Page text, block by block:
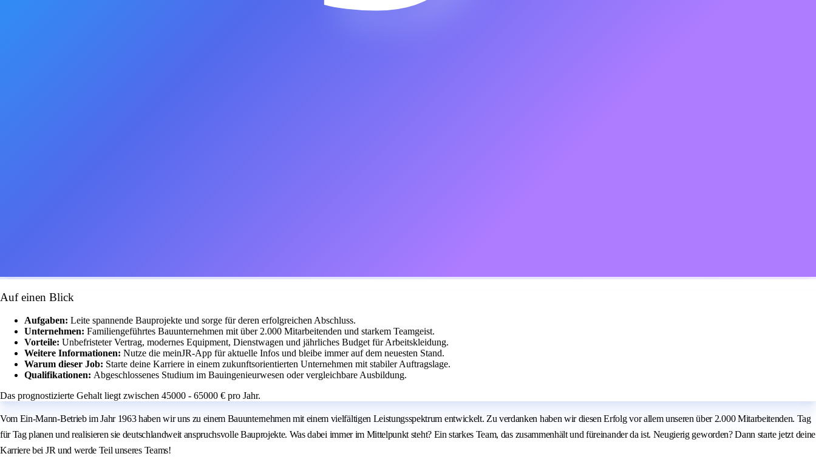
Auf einen Blick
Aufgaben: Leite spannende Bauprojekte und sorge für deren erfolgreichen Abschluss.
Unternehmen: Familiengeführtes Bauunternehmen mit über 2.000 Mitarbeitenden und starkem Teamgeist.
Vorteile: Unbefristeter Vertrag, modernes Equipment, Dienstwagen und jährliches Budget für Arbeitskleidung.
Weitere Informationen: Nutze die meinJR-App für aktuelle Infos und bleibe immer auf dem neuesten Stand.
Warum dieser Job: Starte deine Karriere in einem zukunftsorientierten Unternehmen mit stabiler Auftragslage.
Qualifikationen: Abgeschlossenes Studium im Bauingenieurwesen oder vergleichbare Ausbildung.
Das prognostizierte Gehalt liegt zwischen 45000 - 65000 € pro Jahr.
Vom Ein-Mann-Betrieb im Jahr 1963 haben wir uns zu einem Bauunternehmen mit einem vielfältigen Leistungsspektrum entwickelt. Zu verdanken haben wir diesen Erfolg vor allem unseren über 2.000 Mitarbeitenden. Tag
für Tag planen und realisieren sie deutschlandweit anspruchsvolle Bauprojekte. Was dabei immer im Mittelpunkt steht? Ein starkes Team, das zusammenhält und füreinander da ist. Neugierig geworden? Dann starte jetzt deine
Karriere bei JR und werde Teil unseres Teams!